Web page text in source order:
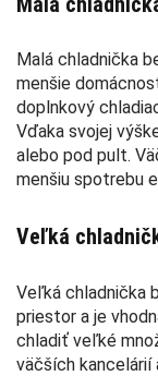
Malá chladnička
menšie
doplnkový
Vďaka svojej
alebo pod pult.
menšiu spotrebu
Veľká
Veľká chladnička
priestor a je
chladiť veľké
väčších kancelárií